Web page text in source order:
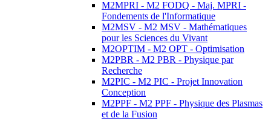
M2MPRI - M2 FODQ - Maj. MPRI -
Fondements de l'Informatique
M2MSV - M2 MSV - Mathématiques
pour les Sciences du Vivant
M2OPTIM - M2 OPT - Optimisation
M2PBR - M2 PBR - Physique par
Recherche
M2PIC - M2 PIC - Projet Innovation
Conception
M2PPF - M2 PPF - Physique des Plasmas
et de la Fusion